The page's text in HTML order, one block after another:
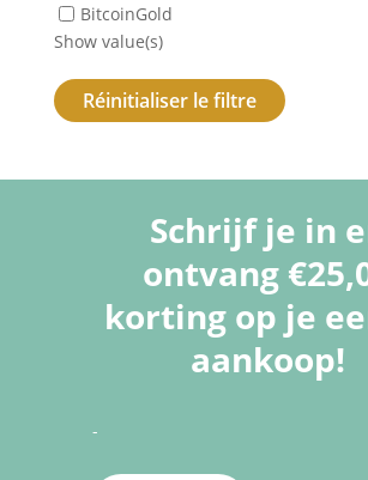
BitcoinGold
Show value(s)
Réinitialiser le filtre
Schrijf je in
ontvang
korting op je
aankoop!
-